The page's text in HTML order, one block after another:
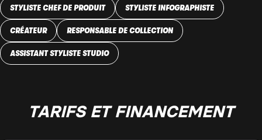
STYLISTE CHEF DE PRODUIT STYLISTE INFOGRAPHISTE
CRÉATEUR RESPONSABLE DE COLLECTION
ASSISTANT STYLISTE STUDIO
TARIFS ET FINANCEMENT